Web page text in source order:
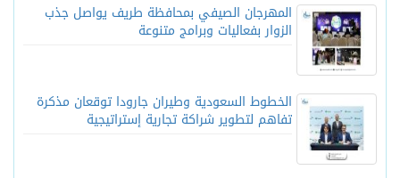
المهرجان الصيفي بمحافظة طريف يواصل جذب
الزوار بفعاليات وبرامج متنوعة
الخطوط السعودية وطيران جارودا توقعان مذكرة
تفاهم لتطوير شراكة تجارية إستراتيجية